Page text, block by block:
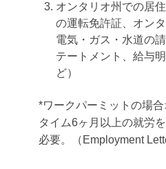
オンタリオ州での居
の運転免許証、オン
電気・ガス・水道の
テートメント、給与
ど）
*ワークパーミットの場
タイム6ヶ月以上の就労
必要。（Employment